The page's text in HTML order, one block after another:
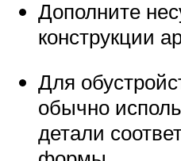
Дополните
конструкции
Для
обычно
детали